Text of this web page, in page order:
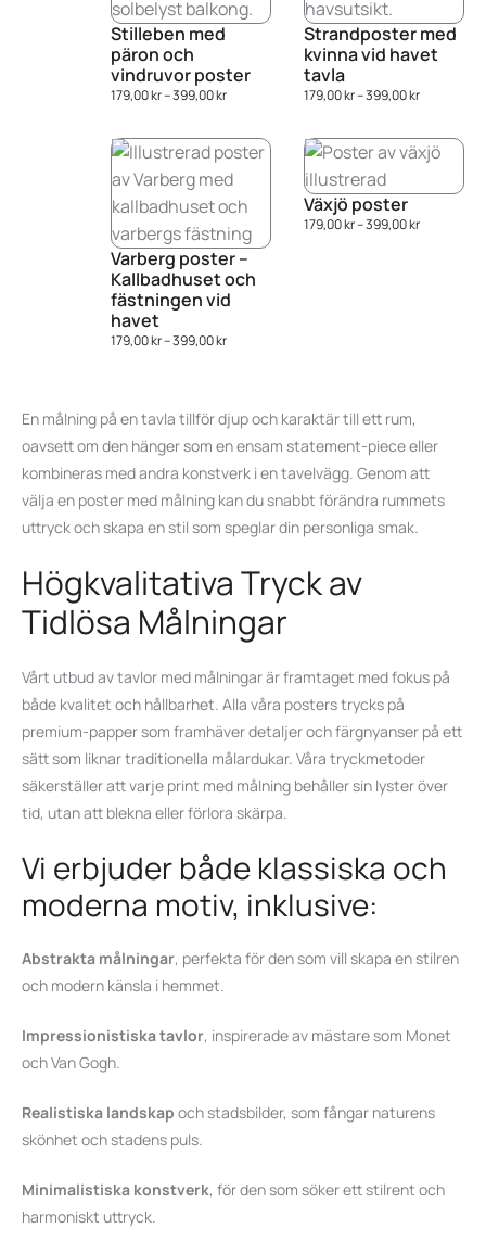
Stilleben med
päron och
vindruvor poster
179,00kr–399,00kr
Strandposter med
kvinna vid havet
tavla
179,00kr–399,00kr
Varberg poster –
Kallbadhuset och
fästningen vid
havet
179,00kr–399,00kr
Växjö poster
179,00kr–399,00kr
En målning på en tavla tillför djup och karaktär till ett rum,
oavsett om den hänger som en ensam statement-piece eller
kombineras med andra konstverk i en tavelvägg. Genom att
välja en poster med målning kan du snabbt förändra rummets
uttryck och skapa en stil som speglar din personliga smak.
Högkvalitativa Tryck av
Tidlösa Målningar
Vårt utbud av tavlor med målningar är framtaget med fokus på
både kvalitet och hållbarhet. Alla våra posters trycks på
premium-papper som framhäver detaljer och färgnyanser på ett
sätt som liknar traditionella målardukar. Våra tryckmetoder
säkerställer att varje print med målning behåller sin lyster över
tid, utan att blekna eller förlora skärpa.
Vi erbjuder både klassiska och
moderna motiv, inklusive:
Abstrakta målningar, perfekta för den som vill skapa en stilren
och modern känsla i hemmet.
Impressionistiska tavlor, inspirerade av mästare som Monet
och Van Gogh.
Realistiska landskap ochstadsbilder, som fångar naturens
skönhet och stadens puls.
Minimalistiska konstverk, för den som söker ett stilrent och
harmoniskt uttryck.